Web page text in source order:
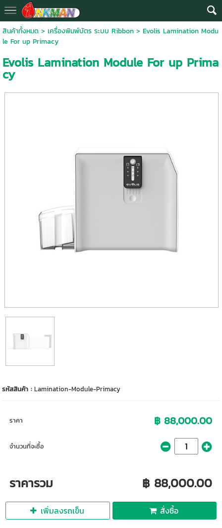
สินค้าทั้งหมด> เครื่องพิมพ์บัตร ระบบ Ribbon> Evolis Lamination Modu
le For up Primacy
Evolis Lamination Module For up Prima
cy
รหัสสินค้า :Lamination-Module-Primacy
ราคา ฿ 88,000.00
จำนวนที่จะซื้อ
ราคารวม ฿ 88,000.00
เพิ่มลงรถเข็น สั่งซื้อ